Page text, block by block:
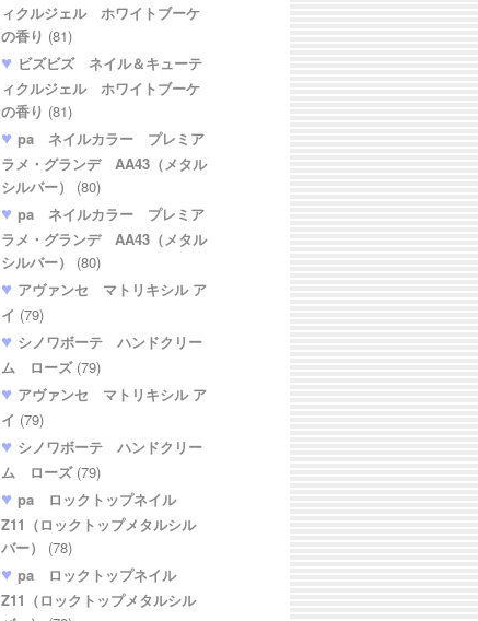
ィクルジェル ホワイトブーケ
の香り (81)
ビズビズ ネイル＆キューテ
ィクルジェル ホワイトブーケ
の香り (81)
pa ネイルカラー プレミア
ラメ・グランデ AA43（メタル
シルバー）
(80)
pa ネイルカラー プレミア
ラメ・グランデ AA43（メタル
シルバー）
(80)
アヴァンセ マトリキシル ア
イ (79)
シノワボーテ ハンドクリー
ム ローズ(79)
アヴァンセ マトリキシル ア
イ (79)
シノワボーテ ハンドクリー
ム ローズ(79)
pa ロックトップネイル
Z11（ロックトップメタルシル
バー）
(78)
pa ロックトップネイル
Z11（ロックトップメタルシル